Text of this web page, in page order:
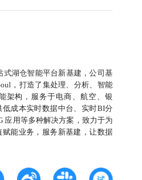
式湖仓智能平台新基建，公司基
，打造了集处理、分析、智能
架构，服务于电商、航空、银
成本实时数据中台、实时BI分
应用等多种解决方案，致力于为
能业务，服务新基建，让数据